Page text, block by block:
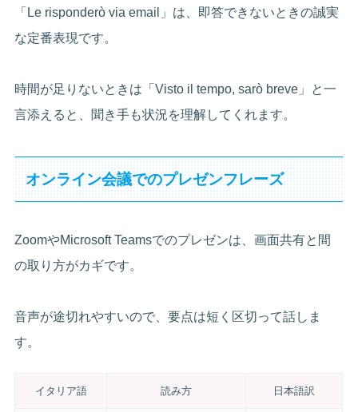
「Le risponderò via email」は、即答できないときの誠実
な定番表現です。
時間が足りないときは「Visto il tempo, sarò breve」と一
言添えると、聞き手も状況を理解してくれます。
オンライン会議でのプレゼンフレーズ
ZoomやMicrosoft Teamsでのプレゼンは、画面共有と間
の取り方がカギです。
音声が途切れやすいので、要点は短く区切って話しま
す。
イタリア語 読み方 日本語訳